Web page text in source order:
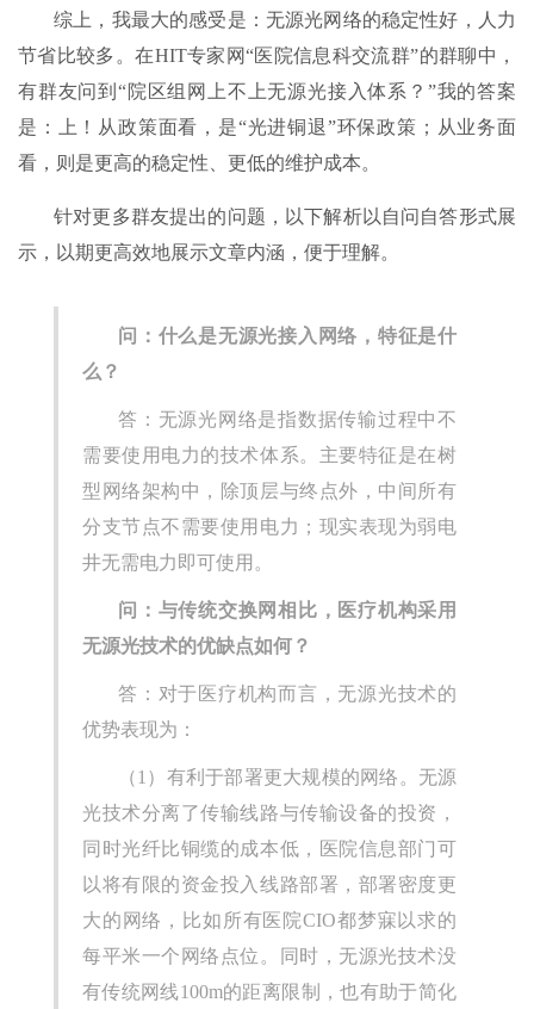
综上，我最大的感受是：无源光网络的稳定性好，人力
节省比较多。在HIT专家网“医院信息科交流群”的群聊中，
有群友问到“院区组网上不上无源光接入体系？”我的答案
是：上！从政策面看，是“光进铜退”环保政策；从业务面
看，则是更高的稳定性、更低的维护成本。
针对更多群友提出的问题，以下解析以自问自答形式展
示，以期更高效地展示文章内涵，便于理解。
问：什么是无源光接入网络，特征是什
么？
答：无源光网络是指数据传输过程中不
需要使用电力的技术体系。主要特征是在树
型网络架构中，除顶层与终点外，中间所有
分支节点不需要使用电力；现实表现为弱电
井无需电力即可使用。
问：与传统交换网相比，医疗机构采用
无源光技术的优缺点如何？
答：对于医疗机构而言，无源光技术的
优势表现为：
（1）有利于部署更大规模的网络。无源
光技术分离了传输线路与传输设备的投资，
同时光纤比铜缆的成本低，医院信息部门可
以将有限的资金投入线路部署，部署密度更
大的网络，比如所有医院CIO都梦寐以求的
每平米一个网络点位。同时，无源光技术没
有传统网线100m的距离限制，也有助于简化